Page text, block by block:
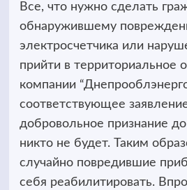
Все, что нужно сделать
обнаружившему
электросчетчика или
прийти в территориальное
компании
соответствующее
добровольное признание до
никто не будет. Таким
случайно повредившие
себя реабилитировать.